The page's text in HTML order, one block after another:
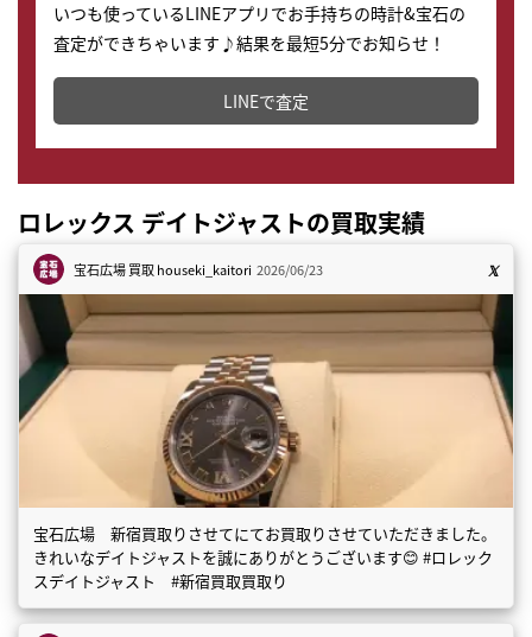
いつも使っているLINEアプリでお手持ちの時計&宝石の
査定ができちゃいます♪結果を最短5分でお知らせ！
どこからでもすぐに査定金額を知ることが出来ます。
LINEで査定
ロレックス デイトジャストの買取実績
宝石広場 買取houseki_kaitori 2026/06/23
宝石広場 新宿買取りさせてにてお買取りさせていただきました。
きれいなデイトジャストを誠にありがとうございます😊 #ロレック
スデイトジャスト #新宿買取買取り